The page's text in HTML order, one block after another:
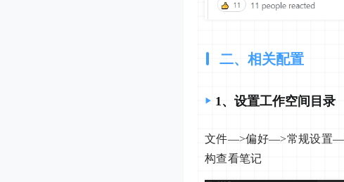
二、相关配置
1、设置工作空间目录
文件—>偏好—>常规设置
构查看笔记